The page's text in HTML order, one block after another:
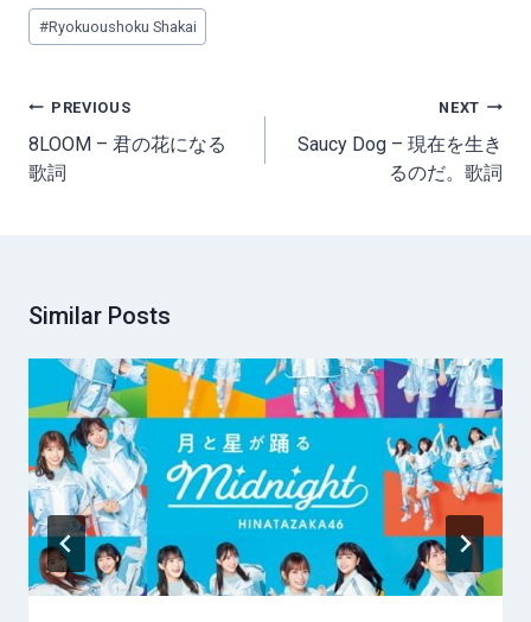
Post
Tags:
#Ryokuoushoku Shakai
Post
navigation
PREVIOUS
8LOOM – 君の花になる
歌詞
NEXT
Saucy Dog – 現在を生き
るのだ。歌詞
Similar Posts